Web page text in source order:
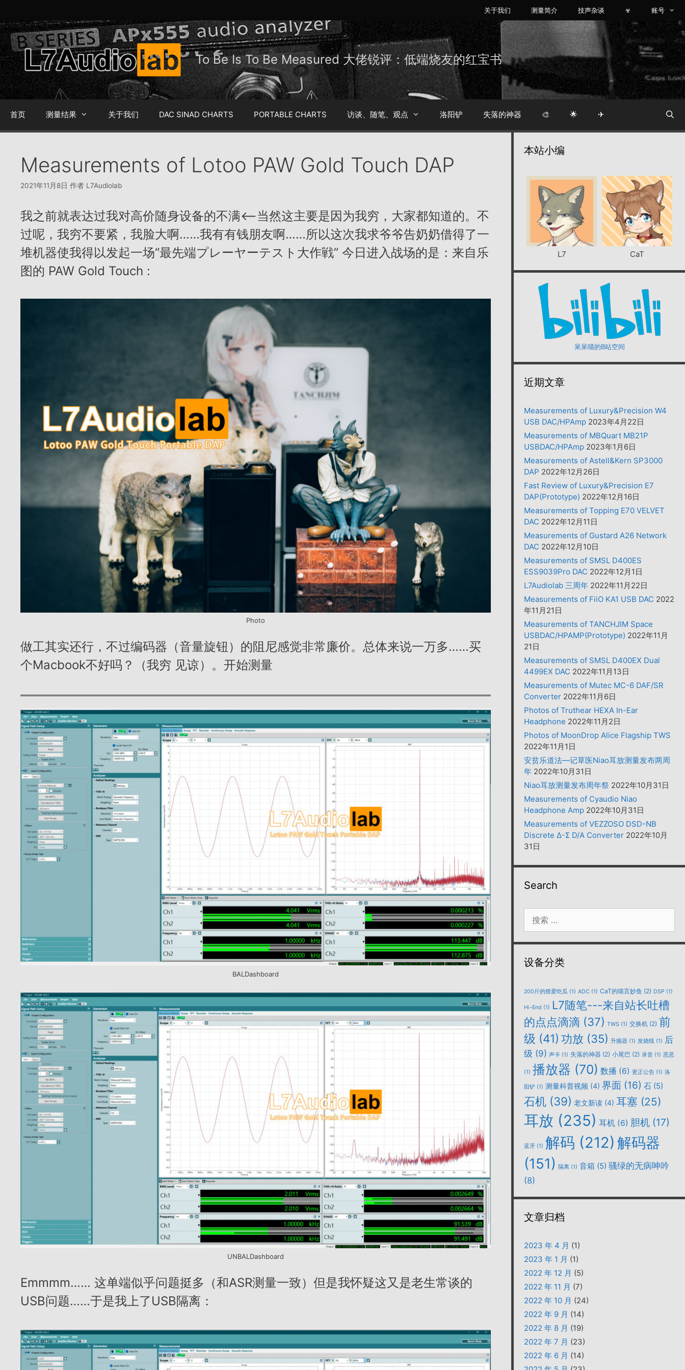
内
容
关于我们 测量简介 技声杂谈 ☣ 账号
To Be Is To Be Measured 大佬锐评：低端烧友的红宝书
首页 测量结果 关于我们 DAC SINAD CHARTS PORTABLE CHARTS 访谈、随笔、观点 洛阳铲 失落的神器 🎨 🌟 ✈
Measurements of Lotoo PAW Gold Touch DAP
2021年11月8日 作者 L7Audiolab
我之前就表达过我对高价随身设备的不满<——当然这主要是因为我穷，大家都知道的。不
过呢，我穷不要紧，我脸大啊……我有有钱朋友啊……所以这次我求爷爷告奶奶借得了一
堆机器使我得以发起一场“最先端プレーヤーテスト大作戦” 今日进入战场的是：来自乐
图的 PAW Gold Touch :
Photo
做工其实还行，不过编码器（音量旋钮）的阻尼感觉非常廉价。总体来说一万多……买
个Macbook不好吗？（我穷 见谅）。开始测量
BALDashboard
UNBALDashboard
Emmmm…… 这单端似乎问题挺多（和ASR测量一致）但是我怀疑这又是老生常谈的
USB问题……于是我上了USB隔离：
本站小编
L7 CaT
呆呆喵的B站空间
近期文章
Measurements of Luxury&Precision W4
USB DAC/HPAmp 2023年4月22日
Measurements of MBQuart MB21P
USBDAC/HPAmp 2023年1月6日
Measurements of Astell&Kern SP3000
DAP 2022年12月26日
Fast Review of Luxury&Precision E7
DAP(Prototype) 2022年12月16日
Measurements of Topping E70 VELVET
DAC 2022年12月11日
Measurements of Gustard A26 Network
DAC 2022年12月10日
Measurements of SMSL D400ES
ESS9039Pro DAC 2022年12月1日
L7Audiolab 三周年 2022年11月22日
Measurements of FiiO KA1 USB DAC 2022
年11月21日
Measurements of TANCHJIM Space
USBDAC/HPAMP(Prototype) 2022年11月
21日
Measurements of SMSL D400EX Dual
4499EX DAC 2022年11月13日
Measurements of Mutec MC-6 DAF/SR
Converter 2022年11月6日
Photos of Truthear HEXA In-Ear
Headphone 2022年11月2日
Photos of MoonDrop Alice Flagship TWS
2022年11月1日
安贫乐道法—记草医Niao耳放测量发布两周
年 2022年10月31日
Niao耳放测量发布周年祭 2022年10月31日
Measurements of Cyaudio Niao
Headphone Amp 2022年10月31日
Measurements of VEZZOSO DSD-NB
Discrete Δ-Σ D/A Converter 2022年10月
31日
Search
索：
设备分类
200斤的猹爱吃瓜 (1) ADC (1) CaT的喵言妙鱼 (2) DSP (1)
Hi-End (1) L7随笔---来自站长吐槽
的点点滴滴 (37) TWS (1) 交换机 (2) 前
级 (41) 功放 (35) 升频器 (1) 发烧线 (1) 后
级 (9) 声卡 (1) 失落的神器 (2) 小尾巴 (2) 录音 (1) 恶恶
(1) 播放器 (70) 数播 (6) 更正公告 (1) 洛
阳铲 (1) 测量科普视频 (4) 界面 (16) 石 (5)
石机 (39) 老文新读 (4) 耳塞 (25)
耳放 (235) 耳机 (6) 胆机 (17)
蓝牙 (1) 解码 (212) 解码器
(151) 隔离 (1) 音箱 (5) 骚绿的无病呻吟
(8)
文章归档
2023 年 4 月 (1)
2023 年 1 月 (1)
2022 年 12 月 (5)
2022 年 11 月 (7)
2022 年 10 月 (24)
2022 年 9 月 (14)
2022 年 8 月 (19)
2022 年 7 月 (23)
2022 年 6 月 (14)